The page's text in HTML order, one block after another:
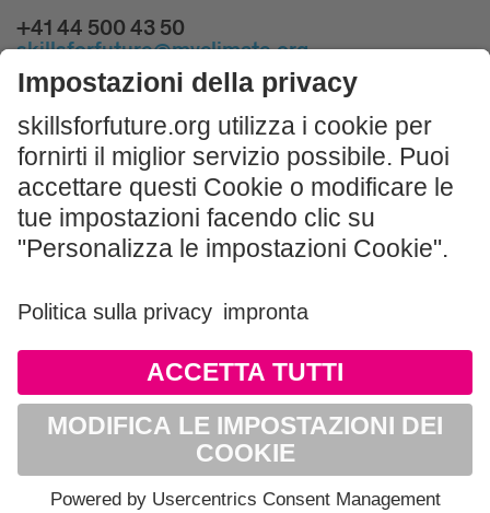
+41 44 500 43 50
skillsforfuture@myclimate.org
Prenota corsi introduttivi gratuiti!
All'inizio della gara la vostra classe riceverà un
workshop introduttivo gratuito.
ISCRIVITI ORA
Impressum und Nutzungshinweis
AGB
Datenschutz
Sitemap